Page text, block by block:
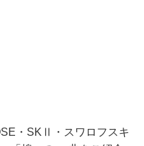
・SKⅡ・スワロフスキ